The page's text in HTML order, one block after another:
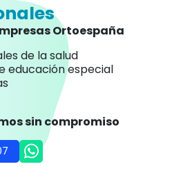
Ortoespaña
de la salud
educación especial
sin compromiso